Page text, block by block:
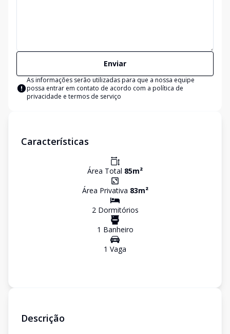
Enviar
As informações serão utilizadas para que a nossa equipe
possa entrar em contato de acordo com a política de
privacidade e termos de serviço
Características
Área Total 85m²
Área Privativa 83m²
2Dormitórios
1 Banheiro
1 Vaga
Descrição